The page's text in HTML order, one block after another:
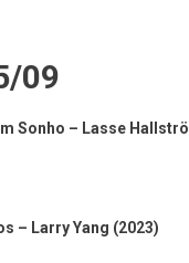
09
Sonho – Lasse
– Larry Yang (2023)